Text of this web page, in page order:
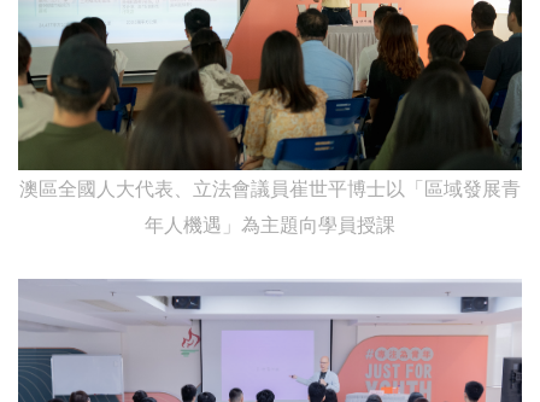
澳區全國人大代表、立法會議員崔世平博士以「區域發展青
年人機遇」為主題向學員授課